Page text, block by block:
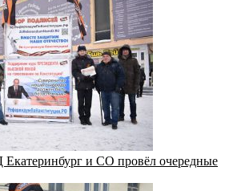
и СО провёл очередные